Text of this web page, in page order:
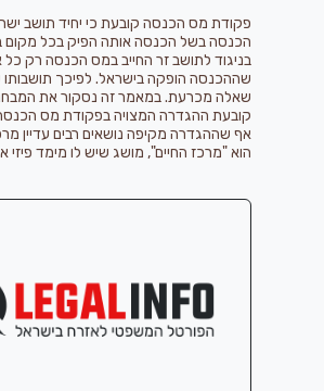
פקודת מס הכנסה קובעת כי יחיד תושב
הכנסה בשל הכנסה אותה הפיק בכל מקום
בניגוד לתושב זר החייב במס הכנסה רק כל
שההכנסה הופקה בישראל. לפיכך
שאלה מכרעת. במאמר זה נסקור את
קובעת ההגדרה המצויה בפקודת מס
אף שההגדרה מקיפה נושאים רבים עדיין
הוא "מרכז החיים", מושג שיש לו מימד פיזי